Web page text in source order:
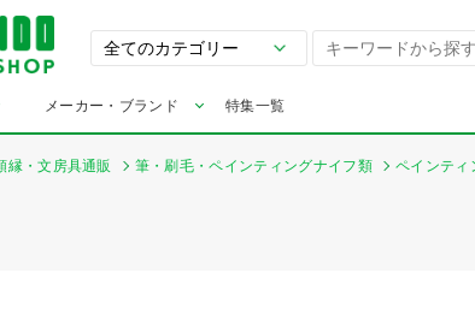
メーカー・ブランド 特集一覧
縁・文房具通販 筆・刷毛・ペインティングナイフ類 ペインティ